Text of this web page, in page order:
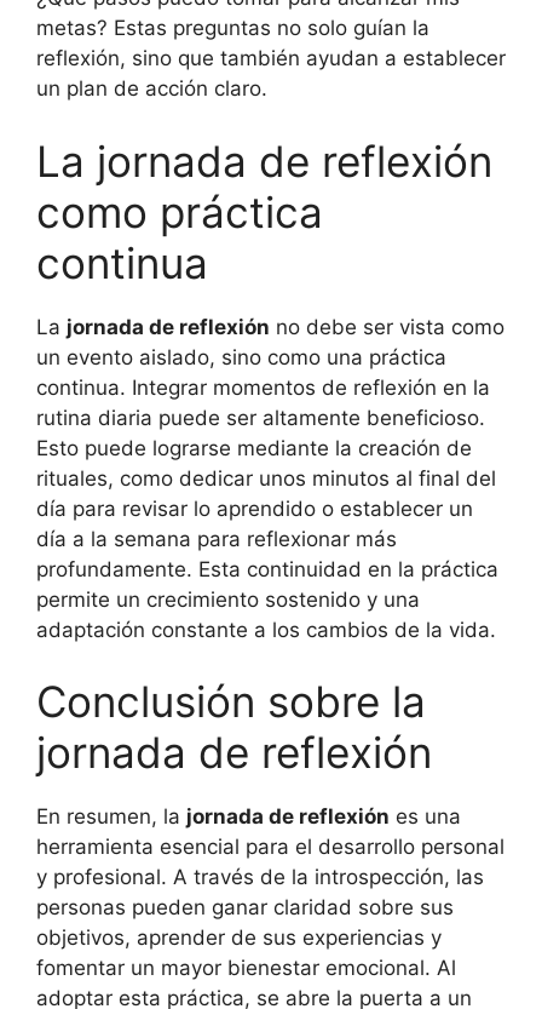
metas? Estas preguntas no solo guían la
reflexión, sino que también ayudan a establecer
un plan de acción claro.
La jornada de reflexión
como práctica
continua
La jornada de reflexión no debe ser vista como
un evento aislado, sino como una práctica
continua. Integrar momentos de reflexión en la
rutina diaria puede ser altamente beneficioso.
Esto puede lograrse mediante la creación de
rituales, como dedicar unos minutos al final del
día para revisar lo aprendido o establecer un
día a la semana para reflexionar más
profundamente. Esta continuidad en la práctica
permite un crecimiento sostenido y una
adaptación constante a los cambios de la vida.
Conclusión sobre la
jornada de reflexión
En resumen, la jornada de reflexión es una
herramienta esencial para el desarrollo personal
y profesional. A través de la introspección, las
personas pueden ganar claridad sobre sus
objetivos, aprender de sus experiencias y
fomentar un mayor bienestar emocional. Al
adoptar esta práctica, se abre la puerta a un